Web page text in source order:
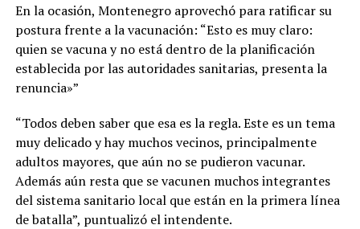
En la ocasión, Montenegro aprovechó para ratificar su
postura frente a la vacunación: “Esto es muy claro:
quien se vacuna y no está dentro de la planificación
establecida por las autoridades sanitarias, presenta la
renuncia»”
“Todos deben saber que esa es la regla. Este es un tema
muy delicado y hay muchos vecinos, principalmente
adultos mayores, que aún no se pudieron vacunar.
Además aún resta que se vacunen muchos integrantes
del sistema sanitario local que están en la primera línea
de batalla”, puntualizó el intendente.